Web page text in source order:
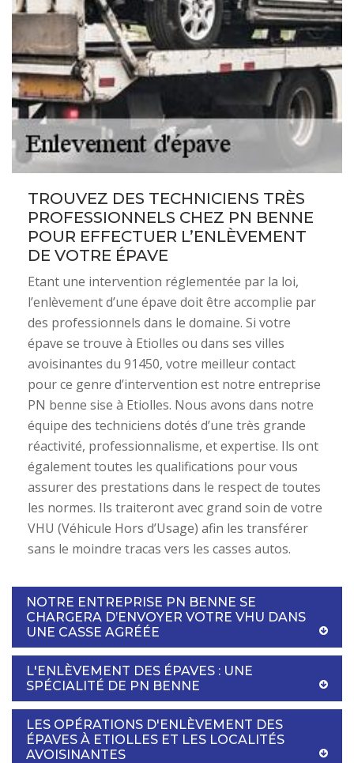
TROUVEZ DES TECHNICIENS TRÈS
PROFESSIONNELS CHEZ PN BENNE
POUR EFFECTUER L’ENLÈVEMENT
DE VOTRE ÉPAVE
Etant une intervention réglementée par la loi,
l’enlèvement d’une épave doit être accomplie par
des professionnels dans le domaine. Si votre
épave se trouve à Etiolles ou dans ses villes
avoisinantes du 91450, votre meilleur contact
pour ce genre d’intervention est notre entreprise
PN benne sise à Etiolles. Nous avons dans notre
équipe des techniciens dotés d’une très grande
réactivité, professionnalisme, et expertise. Ils ont
également toutes les qualifications pour vous
assurer des prestations dans le respect de toutes
les normes. Ils traiteront avec grand soin de votre
VHU (Véhicule Hors d’Usage) afin les transférer
sans le moindre tracas vers les casses autos.
NOTRE ENTREPRISE PN BENNE SE
CHARGERA D’ENVOYER VOTRE VHU DANS
UNE CASSE AGRÉÉE
L'ENLÈVEMENT DES ÉPAVES : UNE
SPÉCIALITÉ DE PN BENNE
LES OPÉRATIONS D'ENLÈVEMENT DES
ÉPAVES À ETIOLLES ET LES LOCALITÉS
AVOISINANTES